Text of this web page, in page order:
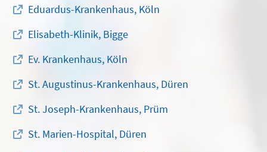
Eduardus-Krankenhaus, Köln
Elisabeth-Klinik, Bigge
Ev. Krankenhaus, Köln
St. Augustinus-Krankenhaus, Düren
St. Joseph-Krankenhaus, Prüm
St. Marien-Hospital, Düren